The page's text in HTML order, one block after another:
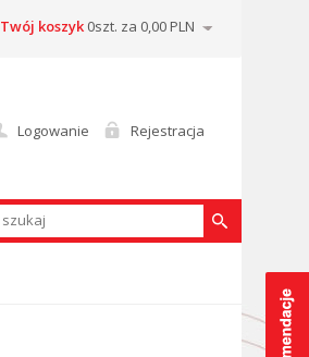
Logowanie Rejestracja
Twój koszyk 0szt. za 0,00 PLN